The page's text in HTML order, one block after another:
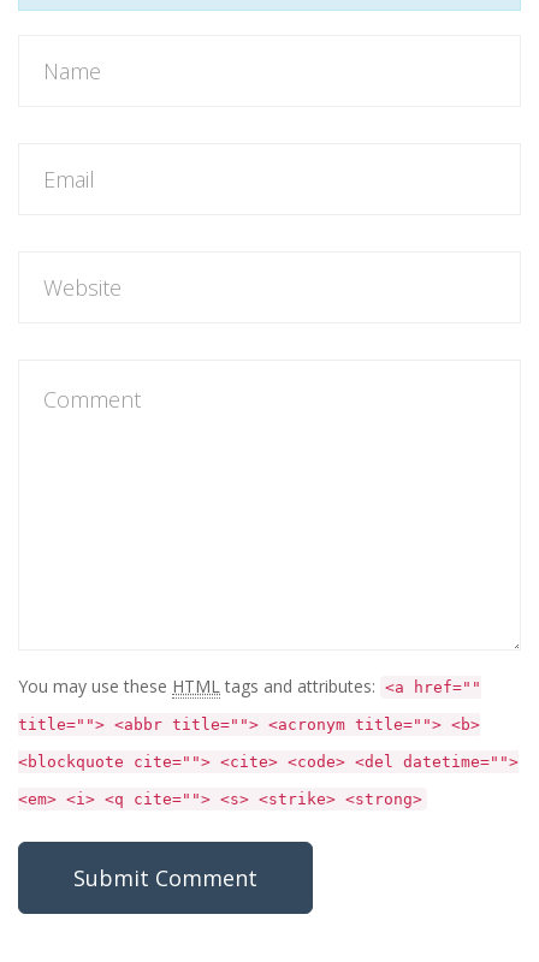
You may use these HTMLtags and attributes: <a href=""
title=""> <abbr title=""> <acronym title=""> <b>
<blockquote cite=""> <cite> <code> <del datetime="">
<em> <i> <q cite=""> <s> <strike> <strong>